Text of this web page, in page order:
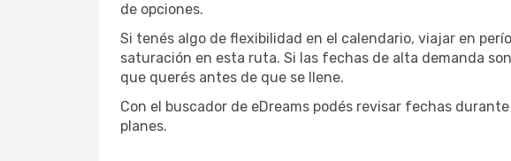
de opciones.
Si tenés algo de flexibilidad en el calendario, viajar en
saturación en esta ruta. Si las fechas de alta demanda
que querés antes de que se llene.
Con el buscador de eDreams podés revisar fechas
planes.